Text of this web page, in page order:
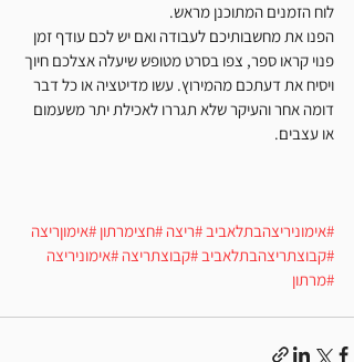
לוח הזמנים המתוכנן מראש.
הפנו את מחשבותיכם לעבודה ואם יש לכם עודף זמן
פנוי קראו ספר, צפו בסרט מטופש שיעלה אצלכם חיוך
ויסיח את דעתכם מהמירוץ. עשו מדיטציה או כל דבר
דומה אחר והעיקר שלא תגררו לאכילת יתר משעמום
או עצבים.
#אימוניריצהבתלאביב#ריצה #חצימרתון #אימוןריצה
#קבוצתריצהבתלאביב#קבוצתריצה #אימוניריצה
#מרתון